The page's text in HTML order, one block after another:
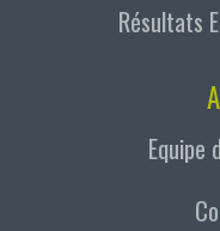
Résultats
Equipe